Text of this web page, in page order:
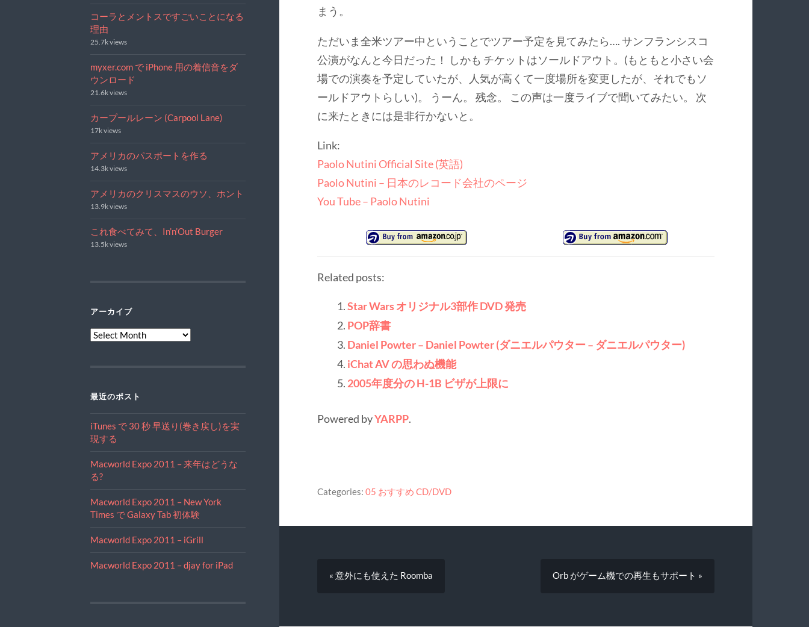
コーラとメントスですごいことになる
理由
25.7k views
myxer.com で iPhone 用の着信音をダ
ウンロード
21.6k views
カープールレーン (Carpool Lane)
17k views
アメリカのパスポートを作る
14.3k views
アメリカのクリスマスのウソ、ホント
13.9k views
これ食べてみて、In’n’Out Burger
13.5k views
アーカイブ
ア
ー
最近のポスト
iTunes で 30 秒 早送り(巻き戻し)を実
現する
Macworld Expo 2011 – 来年はどうな
る?
Macworld Expo 2011 – New York
Times で Galaxy Tab 初体験
Macworld Expo 2011 – iGrill
Macworld Expo 2011 – djay for iPad
まう。
ただいま全米ツアー中ということでツアー予定を見てみたら…. サンフランシスコ
公演がなんと今日だった！ しかも チケットはソールドアウト。(もともと小さい会
場での演奏を予定していたが、人気が高くて一度場所を変更したが、それでもソ
ールドアウトらしい)。 うーん。 残念。 この声は一度ライブで聞いてみたい。 次
に来たときには是非行かないと。
Link:
Paolo Nutini Official Site (英語)
Paolo Nutini – 日本のレコード会社のページ
You Tube – Paolo Nutini
Related posts:
Star Wars オリジナル3部作 DVD 発売
POP辞書
Daniel Powter – Daniel Powter (ダニエルパウター – ダニエルパウター)
iChat AV の思わぬ機能
2005年度分の H-1B ビザが上限に
Powered byYARPP.
Categories: 05 おすすめ CD/DVD
« 意外にも使えた Roomba Orb がゲーム機での再生もサポート »